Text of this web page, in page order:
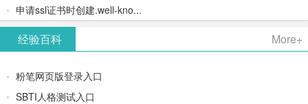
申请ssl证书时创建.well-kno...
经验百科 More+
粉笔网页版登录入口
SBTI人格测试入口